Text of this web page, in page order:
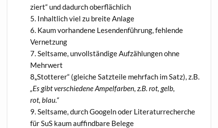
ziert“ und dadurch oberflächlich
Inhalt­lich viel zu brei­te Anlage
Kaum vor­han­de­ne Lesen­den­füh­rung, feh­len­de
Vernetzung
Selt­sa­me, unvoll­stän­di­ge Auf­zäh­lun­gen ohne
Mehrwert
„Stot­te­rer“ (glei­che Satz­tei­le mehr­fach im Satz), z.B.
„Es gibt ver­schie­de­ne Ampel­far­ben, z.B. rot, gelb,
rot, blau.“
Selt­sa­me, durch Goo­geln oder Lite­ra­tur­re­cher­che
für SuS kaum auf­find­ba­re Belege